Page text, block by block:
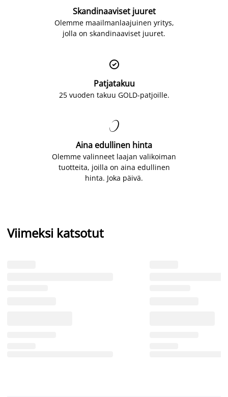
Skandinaaviset juuret
Olemme maailmanlaajuinen yritys,
jolla on skandinaaviset juuret.

Patjatakuu
25 vuoden takuu GOLD-patjoille.

Aina edullinen hinta
Olemme valinneet laajan valikoiman
tuotteita, joilla on aina edullinen
hinta. Joka päivä.
Viimeksi katsotut